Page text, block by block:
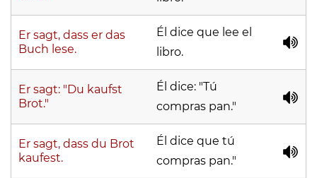
Er sagt, dass er das
Buch lese.
Él dice que lee el
libro.
Er sagt: "Du kaufst
Brot."
Él dice: "Tú
compras pan."
Er sagt, dass du Brot
kaufest.
Él dice que tú
compras pan."